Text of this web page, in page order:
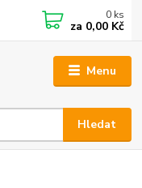
Menu
Hledat
0 ks
za 0,00 Kč